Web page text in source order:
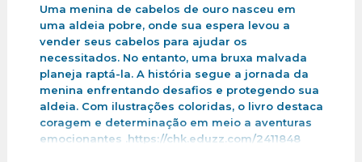
Uma menina de cabelos de ouro nasceu em
uma aldeia pobre, onde sua espera levou a
vender seus cabelos para ajudar os
necessitados. No entanto, uma bruxa malvada
planeja raptá-la. A história segue a jornada da
menina enfrentando desafios e protegendo sua
aldeia. Com ilustrações coloridas, o livro destaca
coragem e determinação em meio a aventuras
emocionantes .https://chk.eduzz.com/2411848